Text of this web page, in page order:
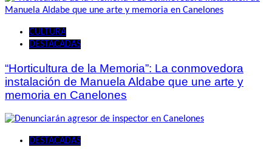
CULTURA
DESTACADAS
“Horticultura de la Memoria”: La conmovedora
instalación de Manuela Aldabe que une arte y
memoria en Canelones
DESTACADAS